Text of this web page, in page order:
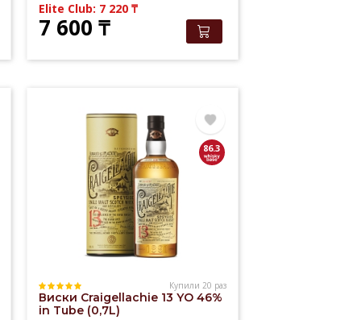
Elite Club: 7 220₸
7 600₸
86.3
Купили 20 раз
Виски Craigellachie 13 YO 46%
in Tube (0,7L)